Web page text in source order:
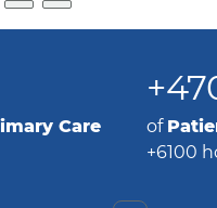
Care of
+6100